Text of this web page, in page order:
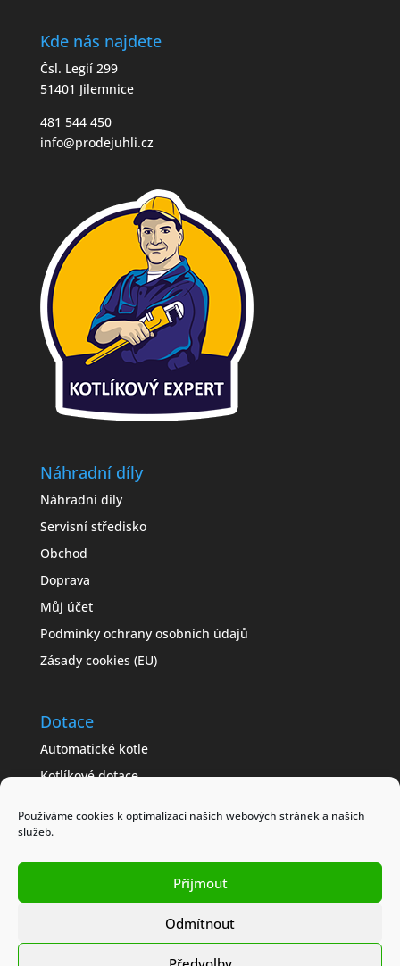
Používáme cookies k optimalizaci našich webových stránek a našich
služeb.
Příjmout
Odmítnout
Kde nás najdete
Čsl. Legií 299
51401 Jilemnice
481 544 450
info@prodejuhli.cz
Náhradní díly
Náhradní díly
Servisní středisko
Obchod
Doprava
Můj účet
Podmínky ochrany osobních údajů
Zásady cookies (EU)
Dotace
Automatické kotle
Kotlíkové dotace
Jak získat dotaci